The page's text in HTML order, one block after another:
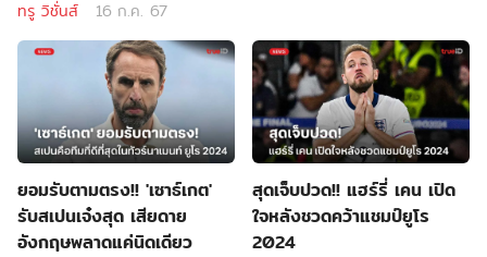
ทรู วิชั่นส์ 16 ก.ค. 67
ยอมรับตามตรง!! 'เซาธ์เกต'
รับสเปนเจ๋งสุด เสียดาย
อังกฤษพลาดแค่นิดเดียว
สุดเจ็บปวด!! แฮร์รี่ เคน เปิด
ใจหลังชวดคว้าแชมป์ยูโร
2024